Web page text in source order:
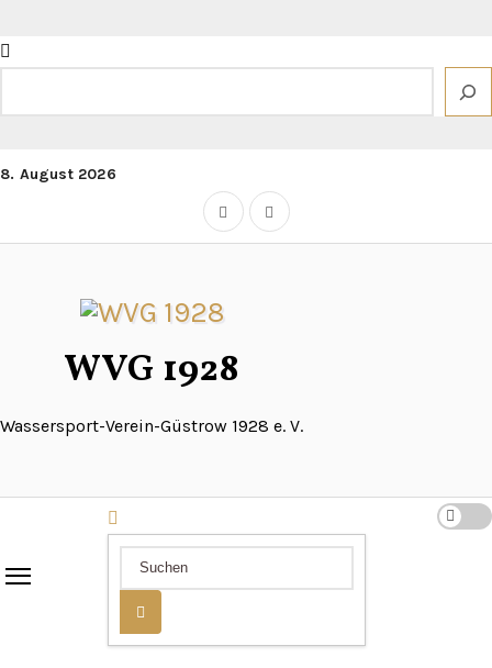
Inhalt
springen
8. August 2026
WVG 1928
Wassersport-Verein-Güstrow 1928 e. V.